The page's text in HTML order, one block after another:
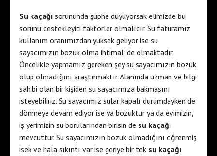
Su kaçağı sorununda şüphe duyuyorsak elimizde bu
sorunu destekleyici faktörler olmalıdır. Su faturamız
kullanım oranımızdan yüksek geliyor ise su
sayacımızın bozuk olma ihtimali de olmaktadır.
Öncelikle yapmamız gereken şey su sayacımızın bozuk
olup olmadığını araştırmaktır. Alanında uzman ve bilgi
sahibi olan bir kişiden su sayacımıza bakmasını
isteyebiliriz. Su sayacımız sular kapalı durumdayken de
dönmeye devam ediyor ise ya bozuktur ya da evimizin,
iş yerimizin su borularından birisin de su kaçağı
mevcuttur. Su sayacımızın bozuk olmadığını öğrenmiş
isek ve hala sıkıntı var ise geriye bir tek su kaçağı